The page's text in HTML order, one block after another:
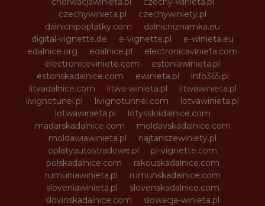
czechywinieta.pl
czechywiniety.pl
dalnicnipoplatky.com
dalnicniznamka.eu
digital-vignette.de
e-vignette.pl
e-winieta.eu
edalnice.org
edalnice.pl
electronicavinieta.com
electroniceviniete.com
estoniawinieta.pl
estonskadalnice.com
ewinieta.pl
info365.pl
litvadalnice.com
litwa-winieta.pl
litwawinieta.pl
livignotunel.pl
livignotunnel.com
lotvawinieta.pl
lotwawinieta.pl
lotysskadalnice.com
madarskadalnice.com
moldavskadalnice.com
moldawiawinieta.pl
najtanszewiniety.pl
oplatyautostradowe.pl
pl-vignette.com
polskadalnice.com
rakouskadalnice.com
rumuniawinieta.pl
rumunskadalnice.com
sloveniawinieta.pl
slovenskadalnice.com
slovinskadalnice.com
slowacja-winieta.pl